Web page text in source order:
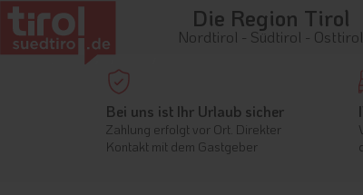
Die Region Tirol
Nordtirol - Südtirol - Osttirol
Bei uns ist Ihr Urlaub sicher
Zahlung erfolgt vor Ort. Direkter
Kontakt mit dem Gastgeber